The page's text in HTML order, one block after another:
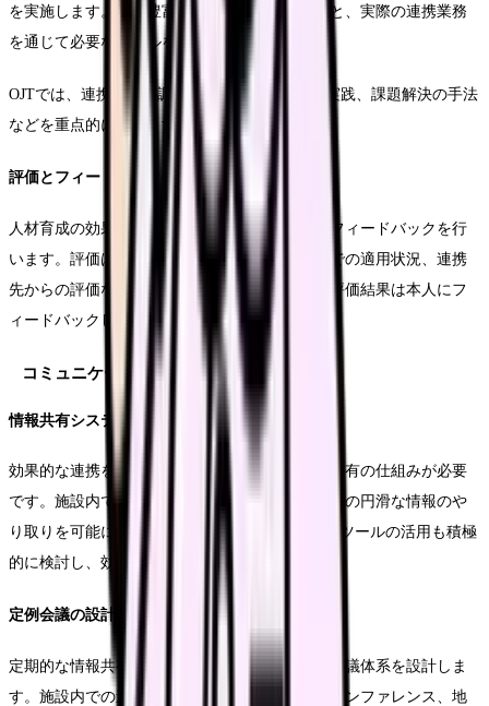
を実施します。経験豊富な職員による指導のもと、実際の連携業務
を通じて必要なスキルを習得していきます。
OJTでは、連携先との調整方法や、情報共有の実践、課題解決の手法
などを重点的に学びます。
評価とフィードバック体制
人材育成の効果を高めるため、定期的な評価とフィードバックを行
います。評価は、知識やスキルの習得度、実践での適用状況、連携
先からの評価など、多角的な視点で行います。評価結果は本人にフ
ィードバックし、さらなる成長につなげます。
コミュニケーション体制の確立
情報共有システムの構築
効果的な連携を実現するためには、確実な情報共有の仕組みが必要
です。施設内での情報共有はもちろん、連携先との円滑な情報のや
り取りを可能にするシステムを構築します。ICTツールの活用も積極
的に検討し、効率的な情報共有を実現します。
定例会議の設計
定期的な情報共有と課題解決のため、効果的な会議体系を設計しま
す。施設内での連携推進会議、連携先との定例カンファレンス、地